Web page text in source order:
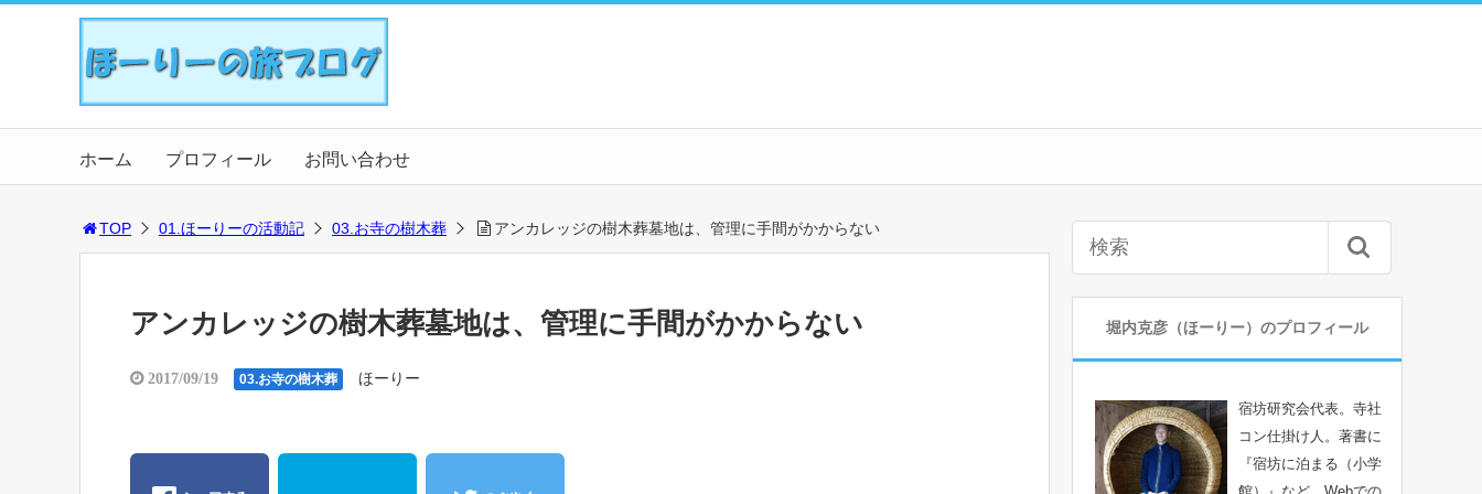
ホーム プロフィール お問い合わせ
TOP 01.ほーりーの活動記 03.お寺の樹木葬 アンカレッジの樹木葬墓地は、管理に手間がかからない
アンカレッジの樹木葬墓地は、管理に手間がかからない
2017/09/19 03.お寺の樹木葬 ほーりー
堀内克彦（ほーりー）のプロフィール
宿坊研究会代表。寺社
コン仕掛け人。著書に
『宿坊に泊まる（小学